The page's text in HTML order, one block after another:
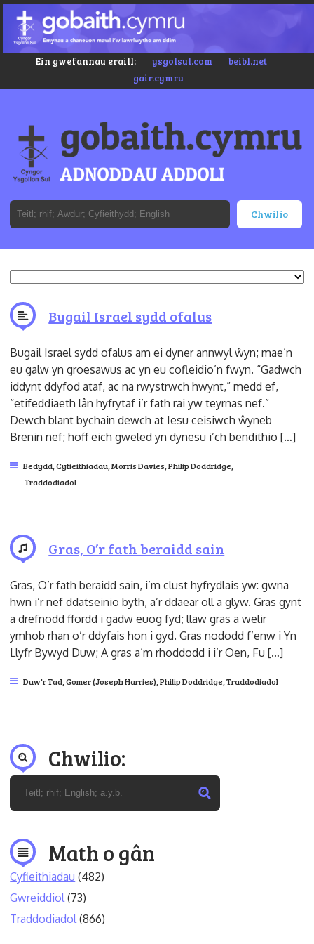
Ein gwefannau eraill: ysgolsul.com
beibl.net
gair.cymru
Bugail Israel sydd ofalus
Bugail Israel sydd ofalus am ei dyner annwyl ŵyn; mae’n
eu galw yn groesawus ac yn eu cofleidio’n fwyn. “Gadwch
iddynt ddyfod ataf, ac na rwystrwch hwynt,” medd ef,
“etifeddiaeth lân hyfrytaf i’r fath rai yw teyrnas nef.”
Dewch blant bychain dewch at Iesu ceisiwch ŵyneb
Brenin nef; hoff eich gweled yn dynesu i’ch bendithio […]
Bedydd Cyfieithiadau Morris Davies Philip Doddridge
Traddodiadol
Gras, O’r fath beraidd sain
Gras, O’r fath beraidd sain, i’m clust hyfrydlais yw: gwna
hwn i’r nef ddatseinio byth, a’r ddaear oll a glyw. Gras gynt
a drefnodd ffordd i gadw euog fyd; llaw gras a welir
ymhob rhan o’r ddyfais hon i gyd. Gras nododd f’enw i Yn
Llyfr Bywyd Duw; A gras a’m rhoddodd i i’r Oen, Fu […]
Duw'r Tad Gomer (Joseph Harries) Philip Doddridge Traddodiadol
Chwilio:
Math o gân
Cyfieithiadau (482)
Gwreiddiol (73)
Traddodiadol (866)